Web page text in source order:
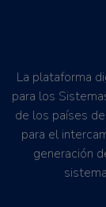
La plataforma
para los
de los países
para el
generación